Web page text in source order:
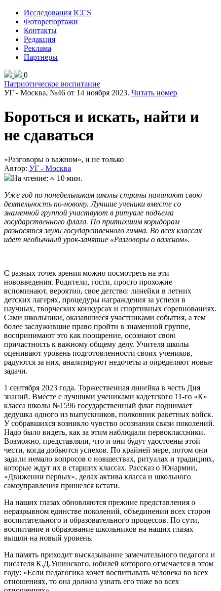
Исследования ICCS
Фоторепортажи
Контакты
Редакция
Реклама
Партнеры
0
Патриотическое воспитание
УГ - Москва, №46 от 14 ноября 2023. Читать номер
Бороться и искать, найти и
не сдаваться
«Разговоры о важном», и не только
Автор: УГ - Москва
На чтение: ≈ 10 мин.
Уже год по понедельникам школы страны начинают свою
деятельность по-новому. Лучшие ученики вместе со
знаменной группой участвуют в ритуале подъема
государственного флага. По притихшим коридорам
разносятся звуки государственного гимна. Во всех классах
идет необычный урок-занятие «Разговоры о важном».
С разных точек зрения можно посмотреть на эти
нововведения. Родители, гости, просто прохожие
вспоминают, вероятно, свое детство: линейки в летних
детских лагерях, процедуры награждения за успехи в
научных, творческих конкурсах и спортивных соревнованиях.
Сами школьники, оказавшиеся участниками события, а тем
более заслужившие право пройти в знаменной группе,
воспринимают это как поощрение, осознают свою
причастность к важному общему делу. Учителя школы
оценивают уровень подготовленности своих учеников,
радуются за них, анализируют недочеты и определяют новые
задачи.
1 сентября 2023 года. Торжественная линейка в честь Дня
знаний. Вместе с лучшими учениками кадетского 11‑го «К»
класса школы №1596 государственный флаг поднимает
дедушка одного из выпускников, полковник ракетных войск.
У собравшихся возникло чувство осознания связи поколений.
Надо было видеть, как за этим наблюдали первоклассники.
Возможно, представляли, что и они будут удостоены этой
чести, когда добьются успехов. По крайней мере, потом они
задали немало вопросов о новшествах, ритуалах и традициях,
которые ждут их в старших классах. Рассказ о Юнармии,
«Движении первых», делах актива класса и школьного
самоуправления пришелся кстати.
На наших глазах обновляются прежние представления о
неразрывном единстве поколений, объединении всех сторон
воспитательного и образовательного процессов. По сути,
воспитание и образование школьников на наших глазах
вышли на новый уровень.
На память приходит высказывание замечательного педагога и
писателя К.Д.Ушинского, юбилей которого отмечается в этом
году: «Если педагогика хочет воспитывать человека во всех
отношениях, то она должна узнать его тоже во всех